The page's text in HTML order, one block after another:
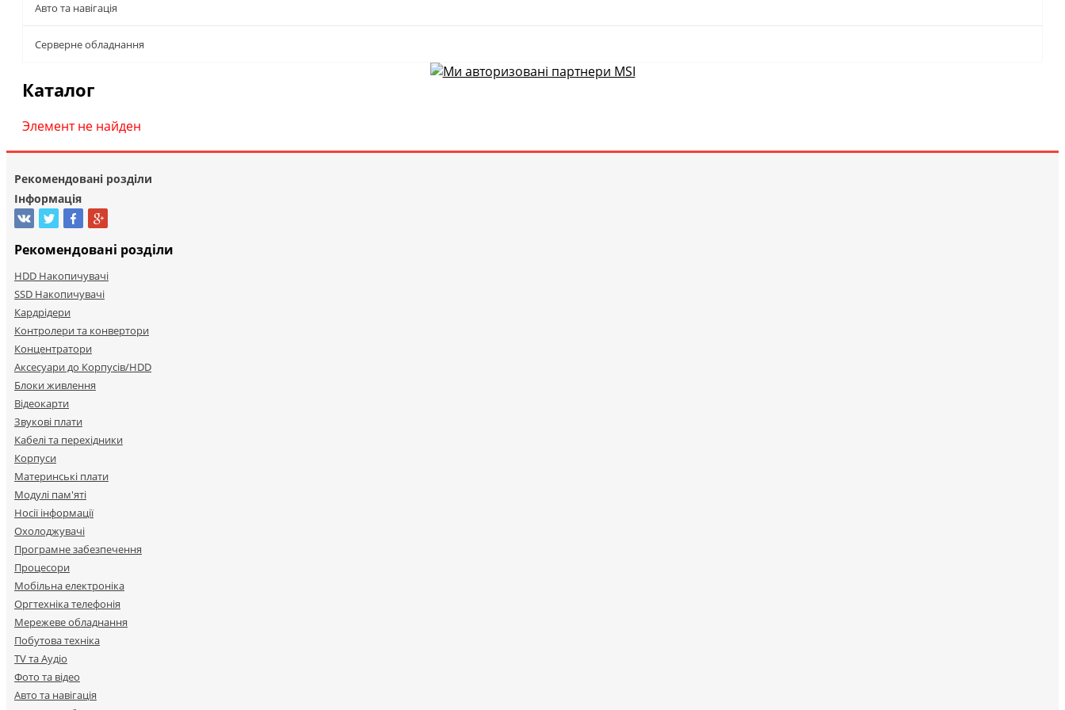
Авто та навігація
Серверне обладнання
Каталог
Элемент не найден
Рекомендовані розділи
Інформація
Рекомендовані розділи
HDD Накопичувачі
SSD Накопичувачі
Кардрідери
Контролери та конвертори
Концентратори
Аксесуари до Корпусів/HDD
Блоки живлення
Відеокарти
Звукові плати
Кабелі та перехідники
Корпуси
Материнські плати
Модулі пам'яті
Носії інформації
Охолоджувачі
Програмне забезпечення
Процесори
Мобільна електроніка
Оргтехніка телефонія
Мережеве обладнання
Побутова техніка
TV та Аудіо
Фото та відео
Авто та навігація